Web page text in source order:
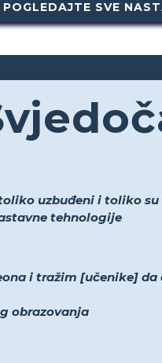
POGLEDAJTE SVE
uzbuđeni i toliko su
tehnologije
i tražim [učenike]
obrazovanja